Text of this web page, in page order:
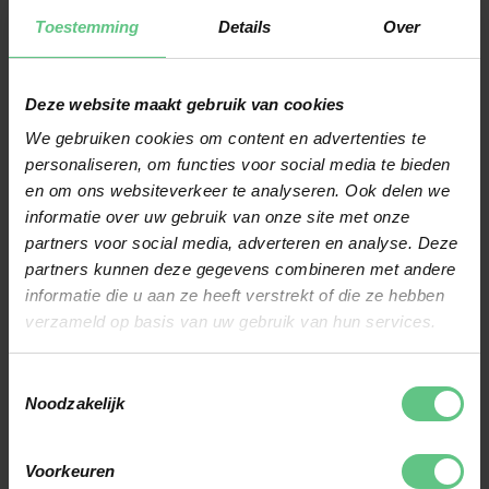
Toestemming Details Over
Deze website maakt gebruik van cookies
We gebruiken cookies om content en advertenties te
personaliseren, om functies voor social media te bieden
en om ons websiteverkeer te analyseren. Ook delen we
informatie over uw gebruik van onze site met onze
partners voor social media, adverteren en analyse. Deze
partners kunnen deze gegevens combineren met andere
informatie die u aan ze heeft verstrekt of die ze hebben
verzameld op basis van uw gebruik van hun services.
Noodzakelijk
Voorkeuren
VERSCHILLENDE GOLFERS
Golf standbags zijn geschikt voor zowel beginnende als ervaren
modellen richten zich vooral op een laag gewicht, terwijl andere juist
extra opbergvakken en stabiliteit bieden. Daardoor is er voor iedere
golfer een passende standbag beschikbaar. Ook golfers die
regelmatig trainen of snelle rondes spelen kiezen vaak voor een
compacte standbag golftas. Zo neem je jouw uitrusting comfortabel
mee tijdens iedere ronde.
WILSON STANDBAG EN ANDERE
Binnen het assortiment vind je verschillende modellen van bekende
golfmerken, waaronder een Wilson standbag voor golfers die